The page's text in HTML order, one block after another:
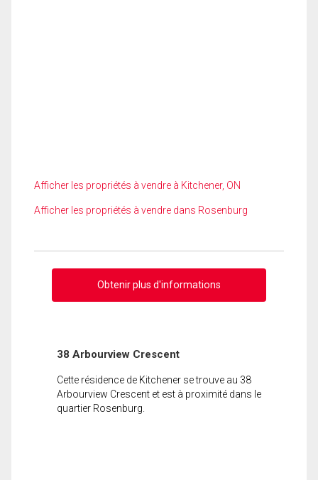
Afficher les propriétés à vendre à Kitchener, ON
Afficher les propriétés à vendre dans Rosenburg
Obtenir plus d'informations
38 Arbourview Crescent
Cette résidence de Kitchener se trouve au 38
Arbourview Crescent et est à proximité dans le
quartier Rosenburg.